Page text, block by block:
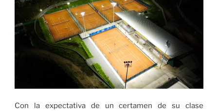
Torneo
BetPlay»
Con la expectativa de un certamen de su clase